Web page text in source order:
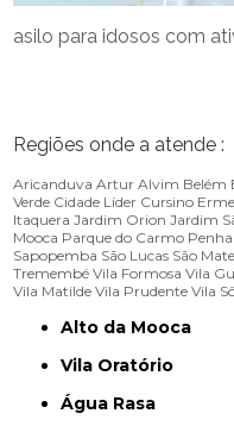
asilo para idosos com
Regiões onde a atende :
Aricanduva Artur Alvim Belém
Verde Cidade Líder Cursino
Itaquera Jardim Orion Jardim
Mooca Parque do Carmo Penha
Sapopemba São Lucas São
Tremembé Vila Formosa Vila
Vila Matilde Vila Prudente Vila
Alto da Mooca
Vila Oratório
Água Rasa